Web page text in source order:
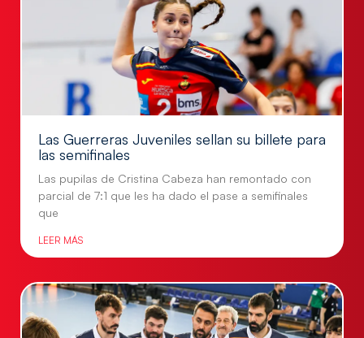
Las Guerreras Juveniles sellan su billete para
las semifinales
Las pupilas de Cristina Cabeza han remontado con
parcial de 7:1 que les ha dado el pase a semifinales
que
LEER MÁS